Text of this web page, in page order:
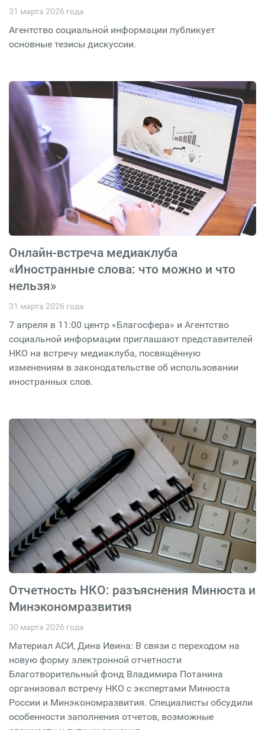
31 марта 2026 года
Агентство социальной информации публикует
основные тезисы дискуссии.
Онлайн-встреча медиаклуба
«Иностранные слова: что можно и что
нельзя»
31 марта 2026 года
7 апреля в 11:00 центр «Благосфера» и Агентство
социальной информации приглашают представителей
НКО на встречу медиаклуба, посвящённую
изменениям в законодательстве об использовании
иностранных слов.
Отчетность НКО: разъяснения Минюста и
Минэкономразвития
30 марта 2026 года
Материал АСИ, Дина Ивина: В связи с переходом на
новую форму электронной отчетности
Благотворительный фонд Владимира Потанина
организовал встречу НКО с экспертами Минюста
России и Минэкономразвития. Специалисты обсудили
особенности заполнения отчетов, возможные